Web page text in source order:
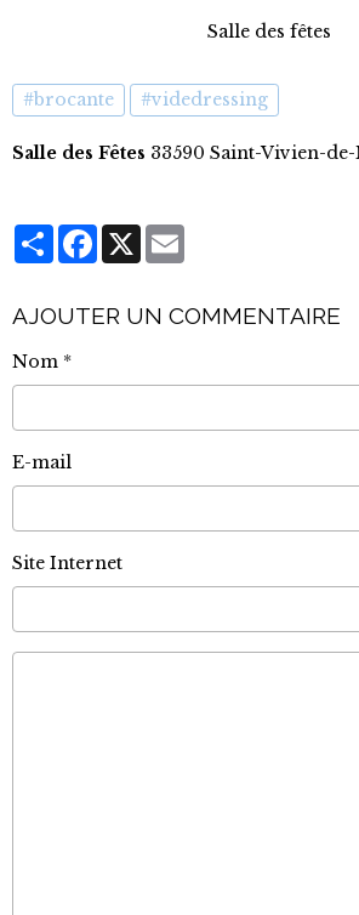
Salle des fêtes
#brocante #videdressing
Salle des Fêtes 33590 Saint-Vivien-
PartagerFacebook
X
AJOUTER UN COMMENTAIRE
Nom
E-mail
Site Internet